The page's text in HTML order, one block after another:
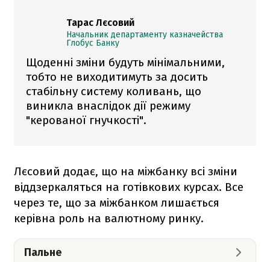
Тарас Лєсовий
Начальник департаменту казначейства
Глобус Банку
Щоденні зміни будуть мінімальними,
тобто не виходитимуть за досить
стабільну систему коливань, що
виникла внаслідок дії режиму
"керованої гнучкості".
Лєсовий додає, що на міжбанку всі зміни
віддзеркаляться на готівкових курсах. Все
через те, що за міжбанком лишається
керівна роль на валютному ринку.
Пальне